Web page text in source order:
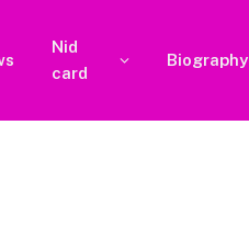
Nid
card
Biography